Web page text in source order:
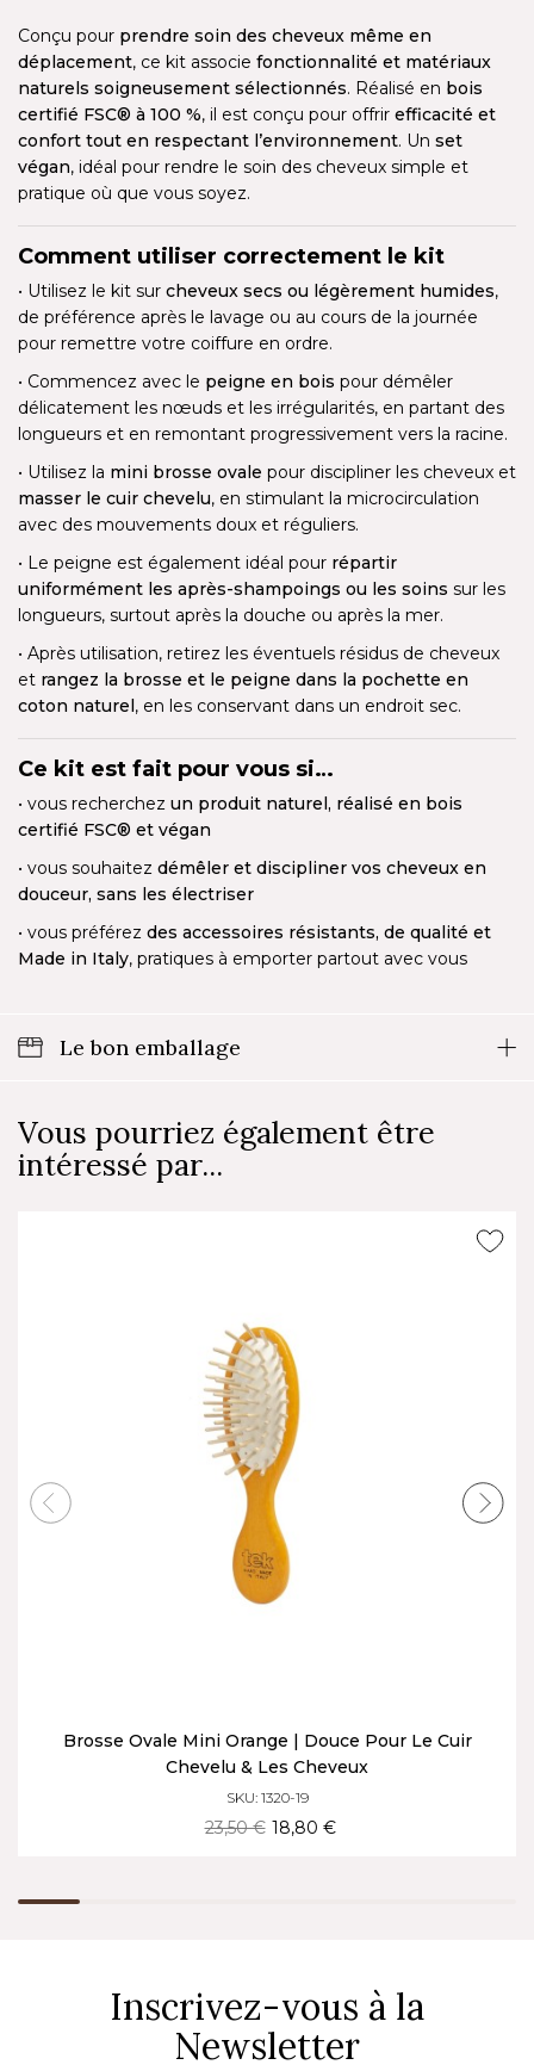
Conçu pour prendre soin des cheveux même en
déplacement, ce kit associe fonctionnalité et matériaux
naturels soigneusement sélectionnés. Réalisé en bois
certifié FSC® à 100 %, il est conçu pour offrir efficacité et
confort tout en respectant l’environnement. Un set
végan, idéal pour rendre le soin des cheveux simple et
pratique où que vous soyez.
Comment utiliser correctement le kit
• Utilisez le kit sur cheveux secs ou légèrement humides,
de préférence après le lavage ou au cours de la journée
pour remettre votre coiffure en ordre.
• Commencez avec le peigne en bois pour démêler
délicatement les nœuds et les irrégularités, en partant des
longueurs et en remontant progressivement vers la racine.
• Utilisez la mini brosse ovale pour discipliner les cheveux et
masser le cuir chevelu, en stimulant la microcirculation
avec des mouvements doux et réguliers.
• Le peigne est également idéal pour répartir
uniformément les après-shampoings ou les soins sur les
longueurs, surtout après la douche ou après la mer.
• Après utilisation, retirez les éventuels résidus de cheveux
et rangez la brosse et le peigne dans la pochette en
coton naturel, en les conservant dans un endroit sec.
Ce kit est fait pour vous si…
• vous recherchez un produit naturel, réalisé en bois
certifié FSC® et végan
• vous souhaitez démêler et discipliner vos cheveux en
douceur, sans les électriser
• vous préférez des accessoires résistants, de qualité et
Made in Italy, pratiques à emporter partout avec vous
Le bon emballage
Vous pourriez également être
intéressé par...
Brosse Ovale Mini Orange | Douce Pour Le Cuir
Chevelu & Les Cheveux
SKU: 1320-19
23,50 € 18,80 €
Inscrivez-vous à la
Newsletter